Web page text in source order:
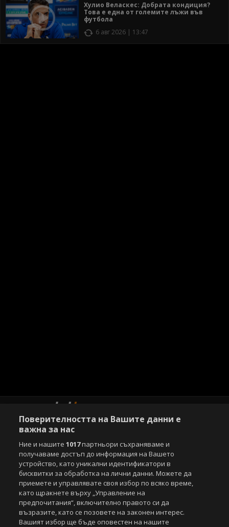
Хулио Веласкес: Добрата кондиция?
Това е една от големите лъжи във
футбола
6 авг 2026 | 13:47
Copyright © 2007-2026 Агенция Спортал. Всички права запазени.
Този уебсайт е собственост наSportal Media Group
За нас Екип За рекламa
Общи условия
Етични правила на НСС
Лични данни
Управление на предпочитания
Съдържанието на този уеб сайт и технологиите, използвани в него, са
Поверителността на Вашите данни е
важна за нас
Ние и нашите1017партньори съхраняваме и
получаваме достъп до информация на Вашето
устройство, като уникални идентификатори в
бисквитки за обработка на лични данни. Можете да
приемете и управлявате своя избор по всяко време,
като щракнете върху „Управление на
предпочитания“, включително правото си да
възразите, като се позовете на законен интерес.
Вашият избор ще бъде оповестен на нашите